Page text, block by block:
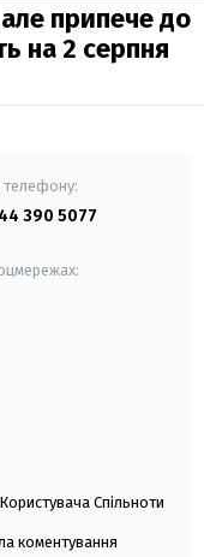
припече до
на 2 серпня
390 5077
Спільноти
коментування